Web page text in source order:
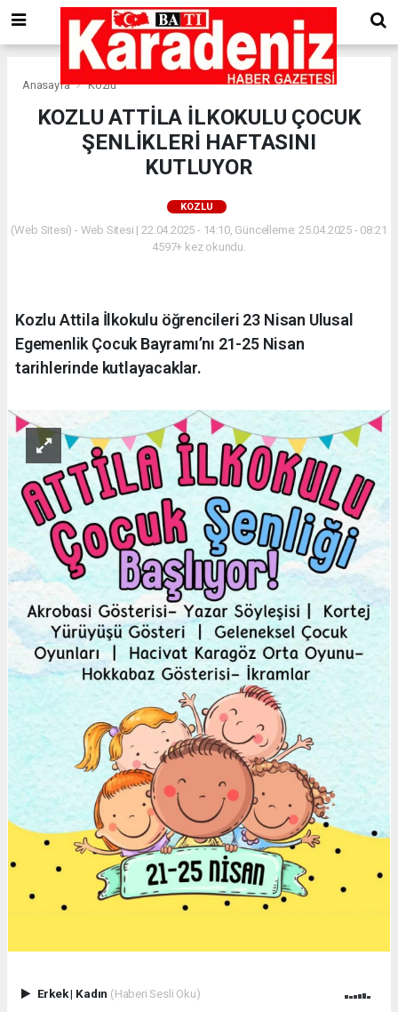
Anasayfa Kozlu
KOZLU ATTİLA İLKOKULU ÇOCUK
ŞENLİKLERİ HAFTASINI
KUTLUYOR
KOZLU
(Web Sitesi) - Web Sitesi | 22.04.2025 - 14:10, Güncelleme: 25.04.2025 - 08:21
4597+ kez okundu.
Kozlu Attila İlkokulu öğrencileri 23 Nisan Ulusal
Egemenlik Çocuk Bayramı’nı 21-25 Nisan
tarihlerinde kutlayacaklar.
Erkek| Kadın (Haberi Sesli Oku)